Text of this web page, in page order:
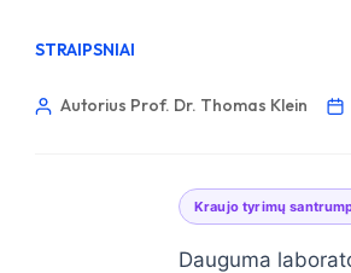
STRAIPSNIAI
Autorius Prof. Dr. Thomas Klein
Kraujo tyrimų
Dauguma